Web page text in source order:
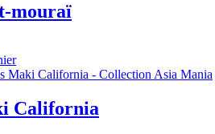
mouraï
California